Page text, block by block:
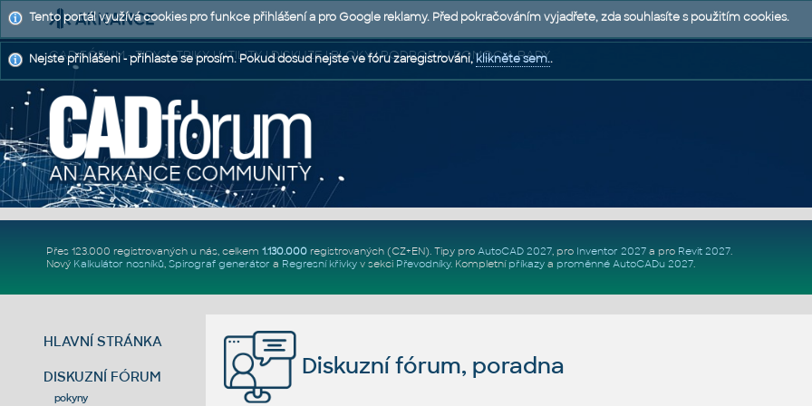
CAD FÓRUM - TIPY A TRIKY | UTILITY | DISKUZE | BLOKY | PODPORA | POMOC A RADY
Přes 123.000 registrovaných u nás, celkem 1.130.000registrovaných (CZ+EN). Tipy pro AutoCAD 2027, pro Inventor 2027a pro Revit 2027.
Nový Kalkulátor nosníků, Spirograf generátor a Regresní křivkyv sekci Převodníky. Kompletní příkazya proměnné AutoCADu 2027.
HLAVNÍ STRÁNKA
DISKUZNÍ FÓRUM
pokyny
Diskuzní fórum, poradna
Tento portál využívá cookies pro funkce přihlášení a pro Google reklamy. Před pokračováním vyjadřete, zda souhlasíte s použitím cookies.
Nejste přihlášeni - přihlaste se prosím. Pokud dosud nejste ve fóru zaregistrováni,klikněte sem..